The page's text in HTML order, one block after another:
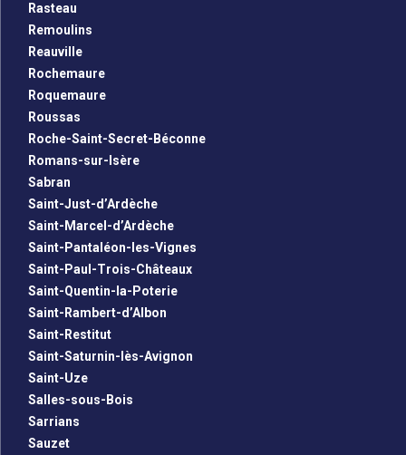
Rasteau
Remoulins
Reauville
Rochemaure
Roquemaure
Roussas
Roche-Saint-Secret-Béconne
Romans-sur-Isère
Sabran
Saint-Just-d’Ardèche
Saint-Marcel-d’Ardèche
Saint-Pantaléon-les-Vignes
Saint-Paul-Trois-Châteaux
Saint-Quentin-la-Poterie
Saint-Rambert-d’Albon
Saint-Restitut
Saint-Saturnin-lès-Avignon
Saint-Uze
Salles-sous-Bois
Sarrians
Sauzet